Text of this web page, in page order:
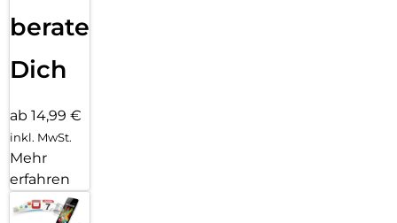
beraten
Dich
ab 14,99 €
inkl. MwSt.
Mehr
erfahren